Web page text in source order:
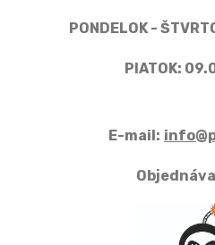
PONDELOK -
PIATOK:
E-mail: